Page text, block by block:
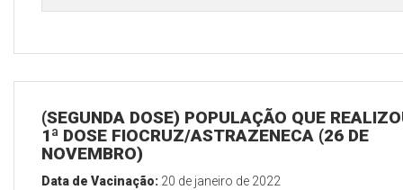
(SEGUNDA DOSE) POPULAÇÃO QUE
1ª DOSE FIOCRUZ/ASTRAZENECA (26 DE
NOVEMBRO)
Data de Vacinação: 20 de janeiro de 2022